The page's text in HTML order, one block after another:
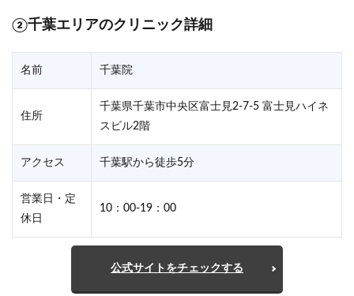
②千葉エリアのクリニック詳細
名前 千葉院
住所
千葉県千葉市中央区富士見2-7-5 富士見ハイネ
スビル2階
アクセス 千葉駅から徒歩5分
営業日・定
休日
10：00-19：00
公式サイトをチェックする